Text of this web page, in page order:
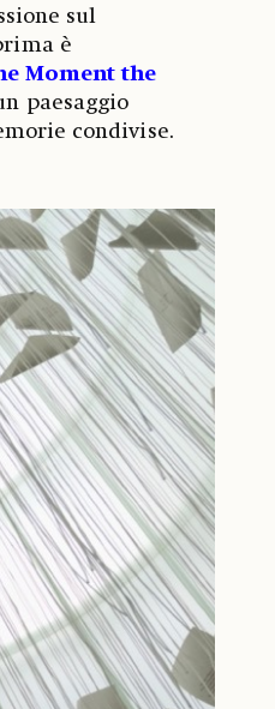
sul
è
Moment the
paesaggio
condivise.